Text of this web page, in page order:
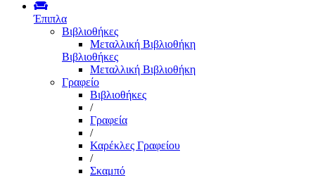
Έπιπλα
Βιβλιοθήκες
Μεταλλική Βιβλιοθήκη
Βιβλιοθήκες
Μεταλλική Βιβλιοθήκη
Γραφείο
Βιβλιοθήκες
/
Γραφεία
/
Καρέκλες Γραφείου
/
Σκαμπό